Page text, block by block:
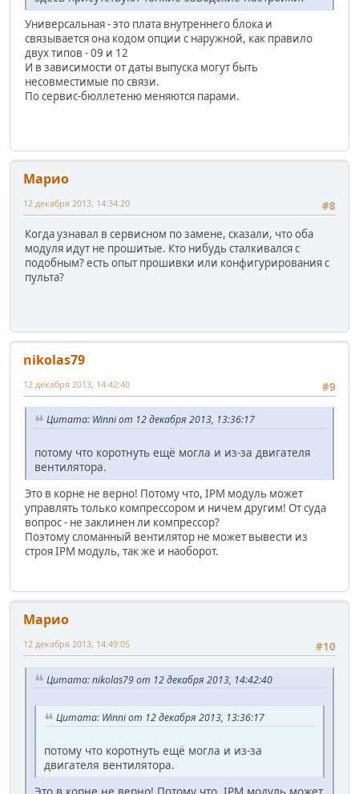
Универсальная - это плата внутреннего блока и
связывается она кодом опции с наружной, как правило
двух типов - 09 и 12
И в зависимости от даты выпуска могут быть
несовместимые по связи.
По сервис-бюллетеню меняются парами.
Марио
#8
12 декабря 2013, 14:34:20
Когда узнавал в сервисном по замене, сказали, что оба
модуля идут не прошитые. Кто нибудь сталкивался с
подобным? есть опыт прошивки или конфигурирования с
пульта?
nikolas79
#9
12 декабря 2013, 14:42:40
Цитата: Winni от 12 декабря 2013, 13:36:17
потому что коротнуть ещё могла и из-за двигателя
вентилятора.
Это в корне не верно! Потому что, IPM модуль может
управлять только компрессором и ничем другим! От суда
вопрос - не заклинен ли компрессор?
Поэтому сломанный вентилятор не может вывести из
строя IPM модуль, так же и наоборот.
Марио
#10
12 декабря 2013, 14:49:05
Цитата: nikolas79 от 12 декабря 2013, 14:42:40
Цитата: Winni от 12 декабря 2013, 13:36:17
потому что коротнуть ещё могла и из-за
двигателя вентилятора.